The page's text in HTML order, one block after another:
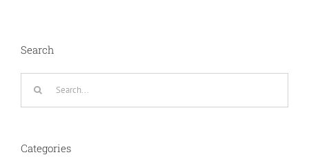
Search
Categories